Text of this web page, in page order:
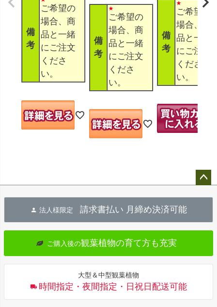
備
考
ご希望の
場合、商
品と一緒
にご注文
くださ
い。
備
考
ご希望の
場合、商
品と一緒
にご注文
くださ
い。
備
考
ご希望の
場合、商
品と一緒
にご注文
くださ
い。
へ
法人様限定 請求書払い 月締め決済可能
ご購入後の観葉植物の育て方も充実
大型＆中型観葉植物
時間指定・夜間指定・日祝日配送可能